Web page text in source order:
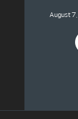
August